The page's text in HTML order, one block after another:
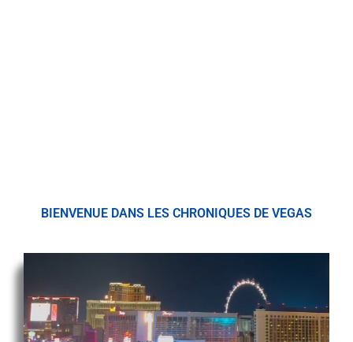
BIENVENUE DANS LES CHRONIQUES DE VEGAS